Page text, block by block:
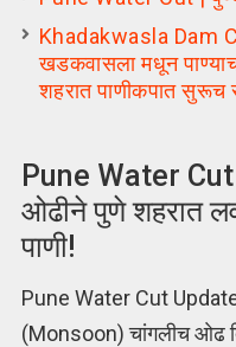
Khadakwasla Dam
खडकवासला मधून
शहरात पाणीकपात सुरूच
Pune Water Cut
ओढीने पुणे शहरात
पाणी!
Pune Water Cut Update |
(Monsoon) चांगलीच ओढ